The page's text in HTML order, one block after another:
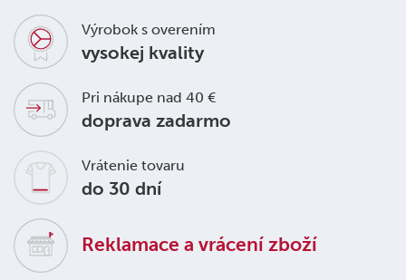
Výrobok s overením
vysokej kvality
Pri nákupe nad 40 €
doprava zadarmo
Vrátenie tovaru
do 30 dní
Reklamace a vrácení zboží